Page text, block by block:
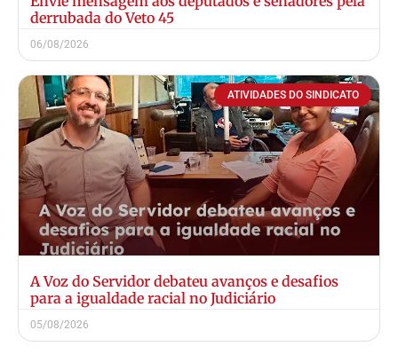
derrubada do Veto 45
06/08/2026
ATIVIDADES DO SINDICATO
A Voz do Servidor debateu avanços e desafios
para a igualdade racial no Judiciário
05/08/2026